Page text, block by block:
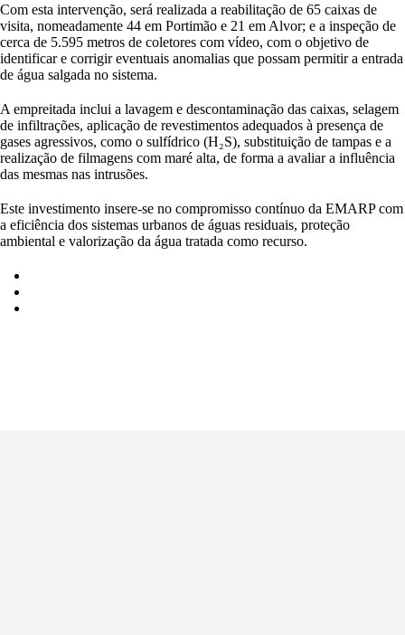
Com esta intervenção, será realizada a reabilitação de 65 caixas de
visita, nomeadamente 44 em Portimão e 21 em Alvor; e a inspeção de
cerca de 5.595 metros de coletores com vídeo, com o objetivo de
identificar e corrigir eventuais anomalias que possam permitir a entrada
de água salgada no sistema.
A empreitada inclui a lavagem e descontaminação das caixas, selagem
de infiltrações, aplicação de revestimentos adequados à presença de
gases agressivos, como o sulfídrico (H₂S), substituição de tampas e a
realização de filmagens com maré alta, de forma a avaliar a influência
das mesmas nas intrusões.
Este investimento insere-se no compromisso contínuo da EMARP com
a eficiência dos sistemas urbanos de águas residuais, proteção
ambiental e valorização da água tratada como recurso.